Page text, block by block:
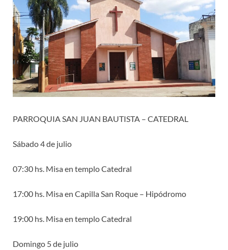
PARROQUIA SAN JUAN BAUTISTA – CATEDRAL
Sábado 4 de julio
07:30 hs. Misa en templo Catedral
17:00 hs. Misa en Capilla San Roque – Hipódromo
19:00 hs. Misa en templo Catedral
Domingo 5 de julio